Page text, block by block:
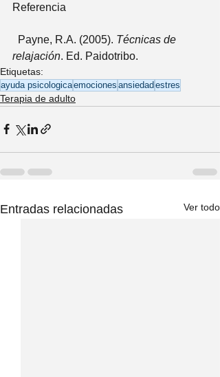
Referencia
  Payne, R.A. (2005).
Técnicas de
relajación. Ed. Paidotribo.
Etiquetas:
ayuda psicologicaemociones ansiedad estres
Terapia de adulto
Entradas relacionadas Ver todo